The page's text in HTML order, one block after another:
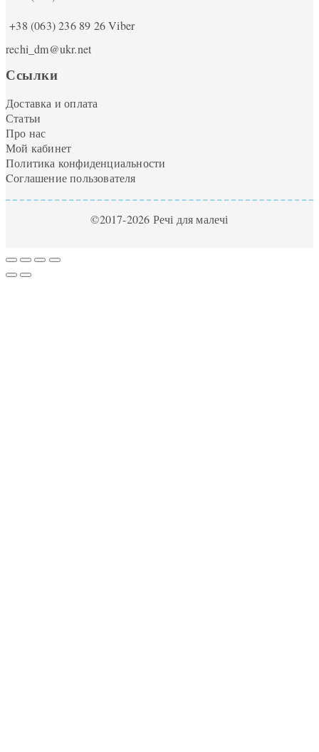
+38 (063) 236 89 26Viber
rechi_dm@ukr.net
Ссылки
Доставка и оплата
Статьи
Про нас
Мой кабинет
Политика конфиденциальности
Cоглашение пользователя
©2017-2026 Речі для малечі